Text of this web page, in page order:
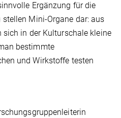
Ergänzung für die
Mini-Organe dar: aus
in der Kulturschale kleine
bestimmte
und Wirkstoffe testen